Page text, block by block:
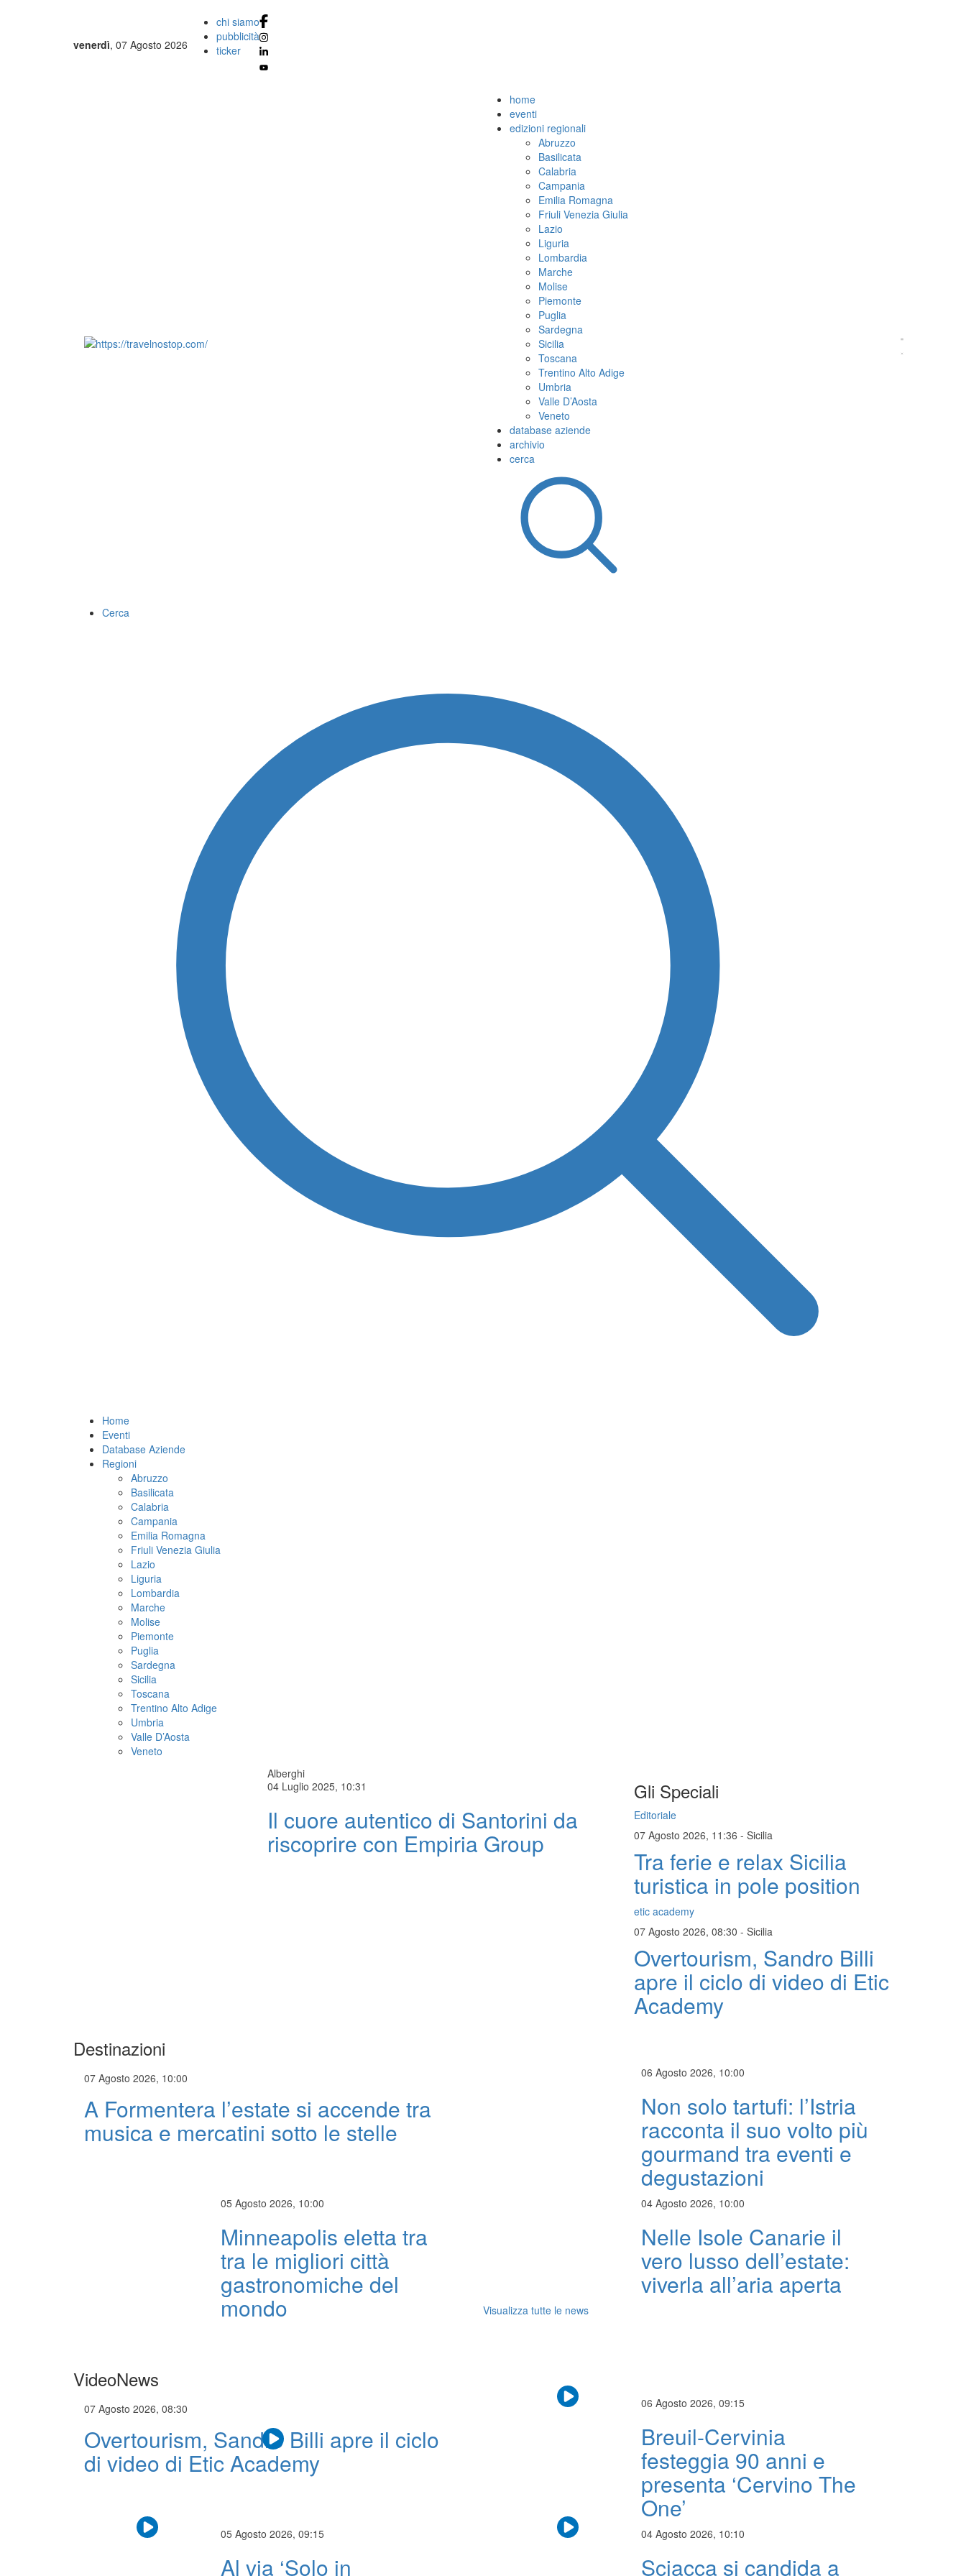
venerdì, 07 Agosto 2026
chi siamo
pubblicità
ticker
home
eventi
edizioni regionali
Abruzzo
Basilicata
Calabria
Campania
Emilia Romagna
Friuli Venezia Giulia
Lazio
Liguria
Lombardia
Marche
Molise
Piemonte
Puglia
Sardegna
Sicilia
Toscana
Trentino Alto Adige
Umbria
Valle D’Aosta
Veneto
database aziende
archivio
cerca
Cerca
Home
Eventi
Database Aziende
Regioni
Abruzzo
Basilicata
Calabria
Campania
Emilia Romagna
Friuli Venezia Giulia
Lazio
Liguria
Lombardia
Marche
Molise
Piemonte
Puglia
Sardegna
Sicilia
Toscana
Trentino Alto Adige
Umbria
Valle D’Aosta
Veneto
Alberghi
04 Luglio 2025, 10:31
Il cuore autentico di Santorini da
riscoprire con Empiria Group
Gli Speciali
Editoriale
07 Agosto 2026, 11:36 - Sicilia
Tra ferie e relax Sicilia
turistica in pole position
etic academy
07 Agosto 2026, 08:30 - Sicilia
Overtourism, Sandro Billi
apre il ciclo di video di Etic
Academy
Destinazioni
07 Agosto 2026, 10:00
A Formentera l’estate si accende tra
musica e mercatini sotto le stelle
06 Agosto 2026, 10:00
Non solo tartufi: l’Istria
racconta il suo volto più
gourmand tra eventi e
degustazioni
05 Agosto 2026, 10:00
Minneapolis eletta tra
tra le migliori città
gastronomiche del
mondo
04 Agosto 2026, 10:00
Nelle Isole Canarie il
vero lusso dell’estate:
viverla all’aria aperta
Visualizza tutte le news
VideoNews
07 Agosto 2026, 08:30
Overtourism, Sandro Billi apre il ciclo
di video di Etic Academy
06 Agosto 2026, 09:15
Breuil-Cervinia
festeggia 90 anni e
presenta ‘Cervino The
One’
05 Agosto 2026, 09:15
Al via ‘Solo in
04 Agosto 2026, 10:10
Sciacca si candida a